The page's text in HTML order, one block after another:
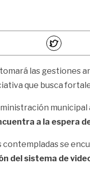
las gestiones
que busca
municipal
a la espera
se
del sistema de